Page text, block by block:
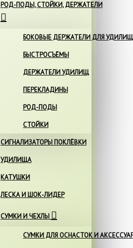
РОД-ПОДЫ, СТОЙКИ, ДЕРЖАТЕЛИ
БОКОВЫЕ ДЕРЖАТЕЛИ ДЛЯ УДИЛИЩ
БЫСТРОСЪЁМЫ
ДЕРЖАТЕЛИ УДИЛИЩ
ПЕРЕКЛАДИНЫ
РОД-ПОДЫ
СТОЙКИ
СИГНАЛИЗАТОРЫ ПОКЛЁВКИ
УДИЛИЩА
КАТУШКИ
ЛЕСКА И ШОК-ЛИДЕР
СУМКИ И ЧЕХЛЫ
СУМКИ ДЛЯ ОСНАСТОК И